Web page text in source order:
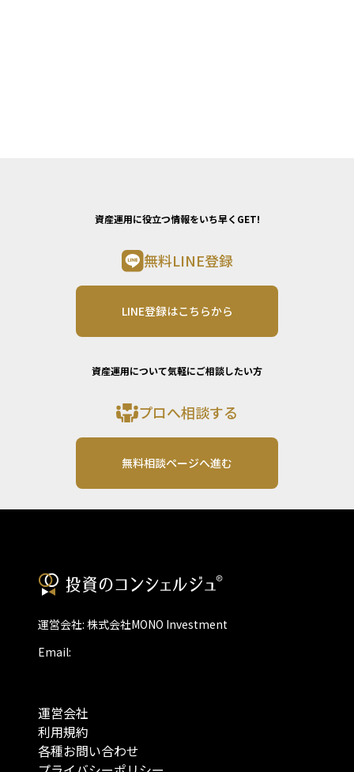
資産運用に役立つ情報をいち早くGET!
無料LINE登録
LINE登録はこちらから
資産運用について気軽にご相談したい方
プロへ相談する
無料相談ページへ進む
運営会社: 株式会社MONO Investment
Email:
運営会社
利用規約
各種お問い合わせ